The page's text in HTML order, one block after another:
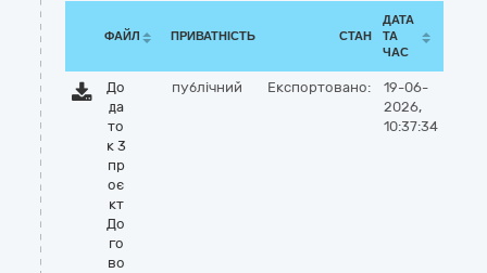
ФАЙЛ ПРИВАТНІСТЬ СТАН
ДАТА
ТА
ЧАС
До
да
то
к 3
пр
оє
кт
До
го
во
публічний Експортовано:
19-06-
2026,
10:37:34